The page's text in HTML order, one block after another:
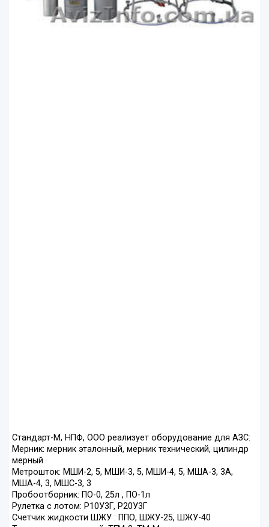
Стандарт-М, НПФ, ООО реализует оборудование для АЗС:
Мерник: мерник эталонный, мерник технический, цилиндр
мерный
Метрошток: МШИ-2, 5, МШИ-3, 5, МШИ-4, 5, МША-3, 3А,
МША-4, 3, МШС-3, 3
Пробоотборник: ПО-0, 25л , ПО-1л
Рулетка с лотом: Р10У3Г, Р20У3Г
Счетчик жидкости ШЖУ : ППО, ШЖУ-25, ШЖУ-40